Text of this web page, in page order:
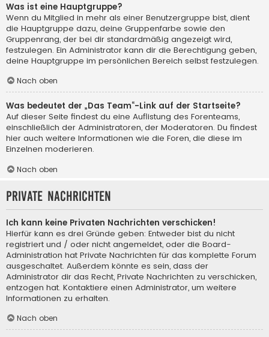
Was ist eine Hauptgruppe?
Wenn du Mitglied in mehr als einer Benutzergruppe bist, dient
die Hauptgruppe dazu, deine Gruppenfarbe sowie den
Gruppenrang, der bei dir standardmäßig angezeigt wird,
festzulegen. Ein Administrator kann dir die Berechtigung geben,
deine Hauptgruppe im persönlichen Bereich selbst festzulegen.
Nach oben
Was bedeutet der „Das Team“-Link auf der Startseite?
Auf dieser Seite findest du eine Auflistung des Forenteams,
einschließlich der Administratoren, der Moderatoren. Du findest
hier auch weitere Informationen wie die Foren, die diese im
Einzelnen moderieren.
Nach oben
Private Nachrichten
Ich kann keine Privaten Nachrichten verschicken!
Hierfür kann es drei Gründe geben: Entweder bist du nicht
registriert und / oder nicht angemeldet, oder die Board-
Administration hat Private Nachrichten für das komplette Forum
ausgeschaltet. Außerdem könnte es sein, dass der
Administrator dir das Recht, Private Nachrichten zu verschicken,
entzogen hat. Kontaktiere einen Administrator, um weitere
Informationen zu erhalten.
Nach oben